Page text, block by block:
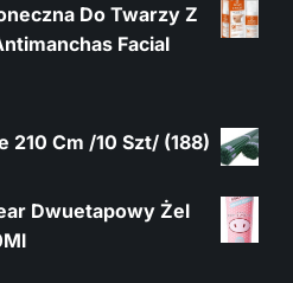
Do Twarzy Z
Facial
210 Cm /10 Szt/ (188)
Dwuetapowy Żel